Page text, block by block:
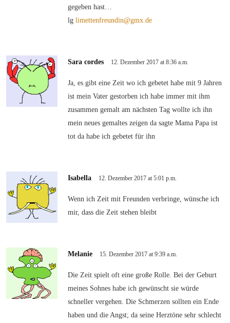
gegeben hast…
lg limettenfreundin@gmx.de
Sara cordes 12. Dezember 2017 at 8:36 a.m.
Ja, es gibt eine Zeit wo ich gebetet habe mit 9 Jahren
ist mein Vater gestorben ich habe immer mit ihm
zusammen gemalt am nächsten Tag wollte ich ihn
mein neues gemaltes zeigen da sagte Mama Papa ist
tot da habe ich gebetet für ihn
Isabella 12. Dezember 2017 at 5:01 p.m.
Wenn ich Zeit mit Freunden verbringe, wünsche ich
mir, dass die Zeit stehen bleibt
Melanie 15. Dezember 2017 at 9:39 a.m.
Die Zeit spielt oft eine große Rolle. Bei der Geburt
meines Sohnes habe ich gewünscht sie würde
schneller vergehen. Die Schmerzen sollten ein Ende
haben und die Angst; da seine Herztöne sehr schlecht